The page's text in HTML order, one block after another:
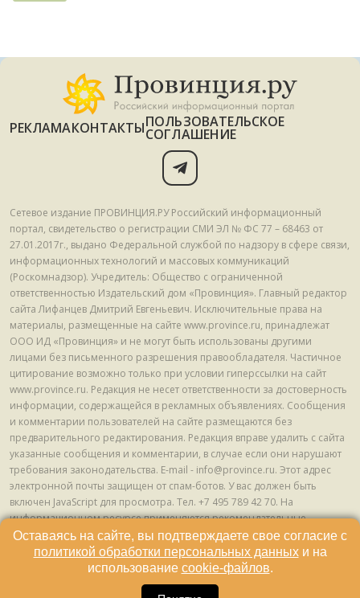
РЕКЛАМАКОНТАКТЫПОЛЬЗОВАТЕЛЬСКОЕ
СОГЛАШЕНИЕ
Сетевое издание ПРОВИНЦИЯ.РУ Российский информационный
портал, свидетельство о регистрации СМИ ЭЛ № ФС 77 – 68463 от
27.01.2017г., выдано Федеральной службой по надзору в сфере связи,
информационных технологий и массовых коммуникаций
(Роскомнадзор). Учредитель: Общество с ограниченной
ответственностью Издательский дом «Провинция». Главный редактор
сайта Лифанцев Дмитрий Евгеньевич. Исключительные права на
материалы, размещенные на сайте www.province.ru, принадлежат
ООО ИД «Провинция» и не могут быть использованы другими
лицами без письменного разрешения правообладателя. Частичное
цитирование возможно только при условии гиперссылки на сайт
www.province.ru. Редакция не несет ответственности за достоверность
информации, содержащейся в рекламных объявлениях. Сообщения
и комментарии пользователей на сайте размещаются без
предварительного редактирования. Редакция вправе удалить с сайта
указанные сообщения и комментарии, в случае если они нарушают
требования законодательства. E-mail - info@province.ru. Этот адрес
электронной почты защищен от спам-ботов. У вас должен быть
включен JavaScript для просмотра. Tел. +7 495 789 42 70. На
информационном ресурсе применяются рекомендательные
технологии (информационные технологии предоставления
информации на основе сбора, систематизации и анализа сведений,
относящихся к предпочтениям пользователей сети "Интернет",
находящихся на территории Российской Федерации) © ООО ИД
Оставаясь на сайте, вы подтверждаете свое согласие с
политикой обработки персональных данныхи на
использование cookie-файлов.